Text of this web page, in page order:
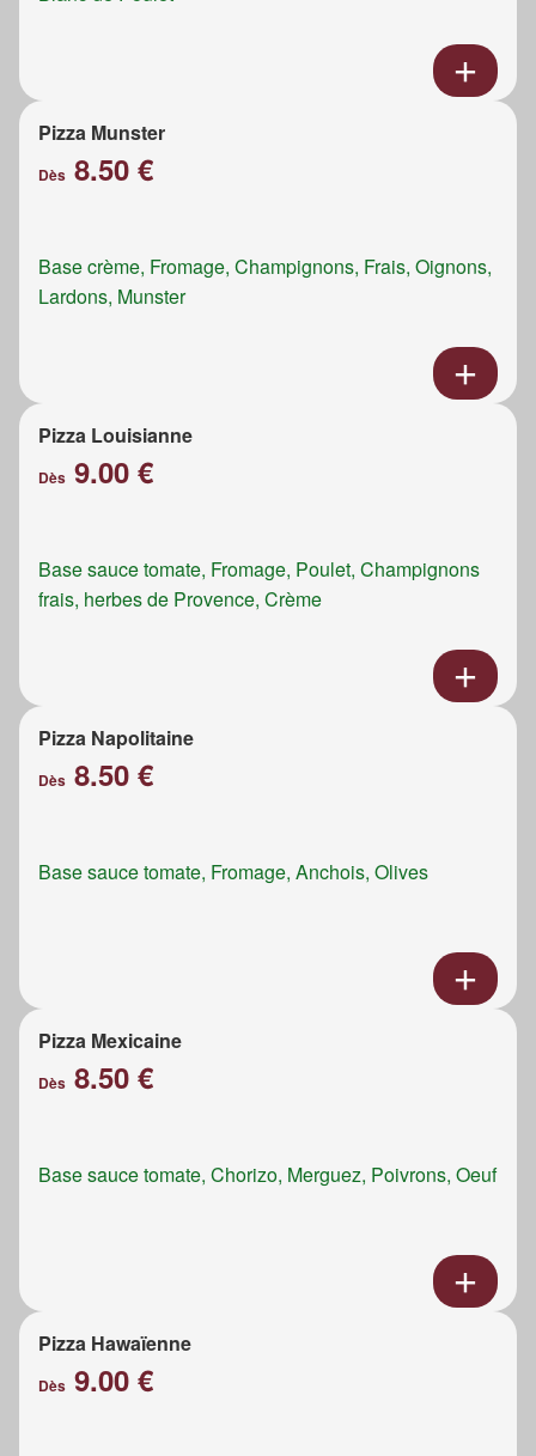
Pizza Munster
Dès 8.50 €
Base crème, Fromage, Champignons, Frais, Oignons,
Lardons, Munster
Pizza Louisianne
Dès 9.00 €
Base sauce tomate, Fromage, Poulet, Champignons
frais, herbes de Provence, Crème
Pizza Napolitaine
Dès 8.50 €
Base sauce tomate, Fromage, Anchois, Olives
Pizza Mexicaine
Dès 8.50 €
Base sauce tomate, Chorizo, Merguez, Poivrons, Oeuf
Pizza Hawaïenne
Dès 9.00 €